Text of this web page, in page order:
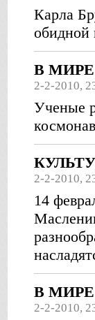
Карла
обидной
В МИРЕ
2-2-2010,
Ученые
2-2-2010,
14
В МИРЕ
2-2-2010,